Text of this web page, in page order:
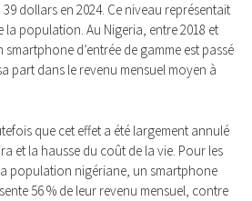
dollars en 2024. Ce niveau représentait
la population. Au Nigeria, entre 2018 et
smartphone d’entrée de gamme est passé
part dans le revenu mensuel moyen à
que cet effet a été largement annulé
et la hausse du coût de la vie. Pour les
population nigériane, un smartphone
56 % de leur revenu mensuel, contre